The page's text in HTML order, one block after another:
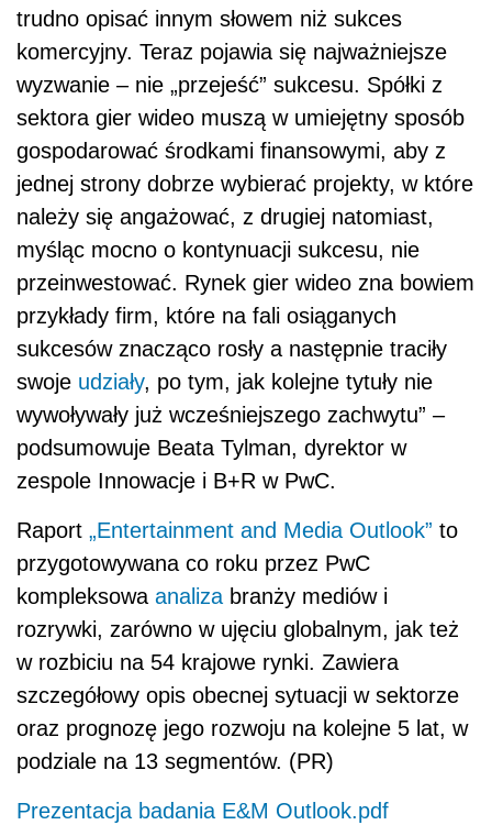
trudno opisać innym słowem niż sukces
komercyjny. Teraz pojawia się najważniejsze
wyzwanie – nie „przejeść” sukcesu. Spółki z
sektora gier wideo muszą w umiejętny sposób
gospodarować środkami finansowymi, aby z
jednej strony dobrze wybierać projekty, w które
należy się angażować, z drugiej natomiast,
myśląc mocno o kontynuacji sukcesu, nie
przeinwestować. Rynek gier wideo zna bowiem
przykłady firm, które na fali osiąganych
sukcesów znacząco rosły a następnie traciły
swoje udziały, po tym, jak kolejne tytuły nie
wywoływały już wcześniejszego zachwytu” –
podsumowuje Beata Tylman, dyrektor w
zespole Innowacje i B+R w PwC.
Raport „Entertainment and Media Outlook” to
przygotowywana co roku przez PwC
kompleksowa analizabranży mediów i
rozrywki, zarówno w ujęciu globalnym, jak też
w rozbiciu na 54 krajowe rynki. Zawiera
szczegółowy opis obecnej sytuacji w sektorze
oraz prognozę jego rozwoju na kolejne 5 lat, w
podziale na 13 segmentów. (PR)
Prezentacja badania E&M Outlook.pdf